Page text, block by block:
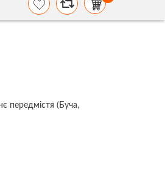
item(s)
-
передмістя (Буча,